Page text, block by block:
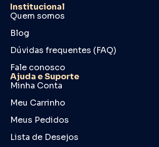
Institucional
Quem somos
Blog
Dúvidas frequentes (FAQ)
Fale conosco
Ajuda e Suporte
Minha Conta
Meu Carrinho
Meus Pedidos
Lista de Desejos